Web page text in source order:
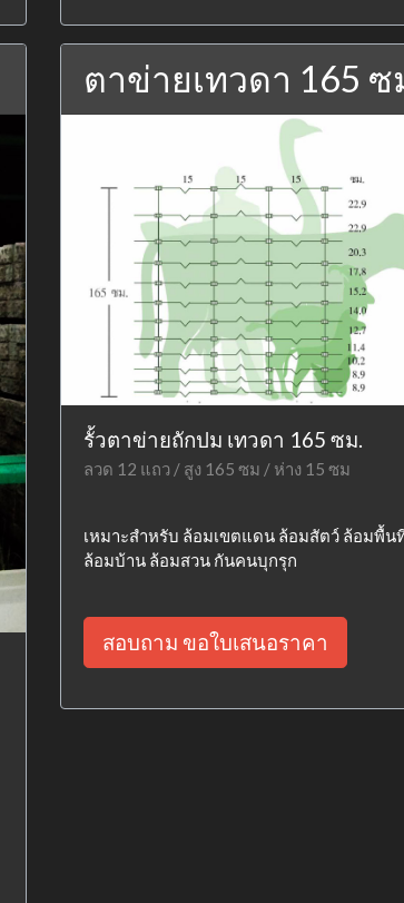
ตาข่ายเทวดา 165 ซ
รั้วตาข่ายถักปม เทวดา 165 ซม.
ลวด 12 แถว / สูง 165 ซม / ห่าง 15 ซม
เหมาะสำหรับ ล้อมเขตแดน ล้อมสัตว์ ล้อมพื้น
ล้อมบ้าน ล้อมสวน กันคนบุกรุก
สอบถาม ขอใบเสนอราคา